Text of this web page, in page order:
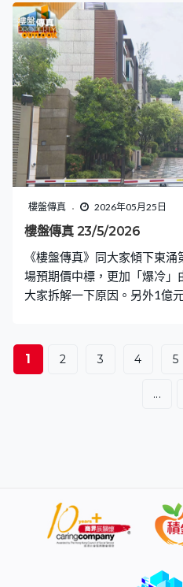
元，呎價高見2.6萬元。滶蘊
有何影響？〈業主新睇驗〉再
Blue Coast II，上次驗收第1
次的成績可否延續？〈設計
一間逾1,000呎的單位，業主
是單純的北歐風，設計師為他
樓盤傳真 2026年05月25日
樓盤傳真 23/5/2026
《樓盤傳真》同大家傾下東
場預期價中標，更加「爆冷
大家拆解一下原因。另外1億
盤，看看價錢是否值得。〈業
450平方呎的「居屋2023」
方都有所失分。〈設計廊〉到
1 2 3 4 5
...